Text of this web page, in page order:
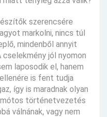
szerencsére
markolni, nincs túl
mindenből annyit
cselekmény jól nyomon
laposodik el, hanem
is fent tudja
így is maradnak olyan
történetvezetés
válnának, vagy nem